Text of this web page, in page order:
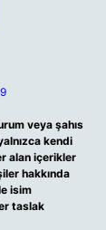
veya şahıs
kendi
alan içerikler
hakkında
isim
taslak